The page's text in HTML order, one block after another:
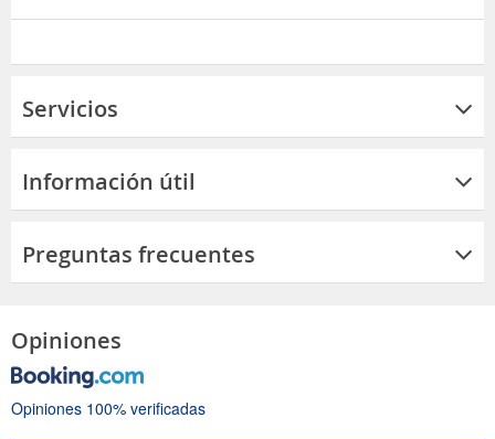
Servicios
Información útil
Preguntas frecuentes
Opiniones
Opiniones 100% verificadas